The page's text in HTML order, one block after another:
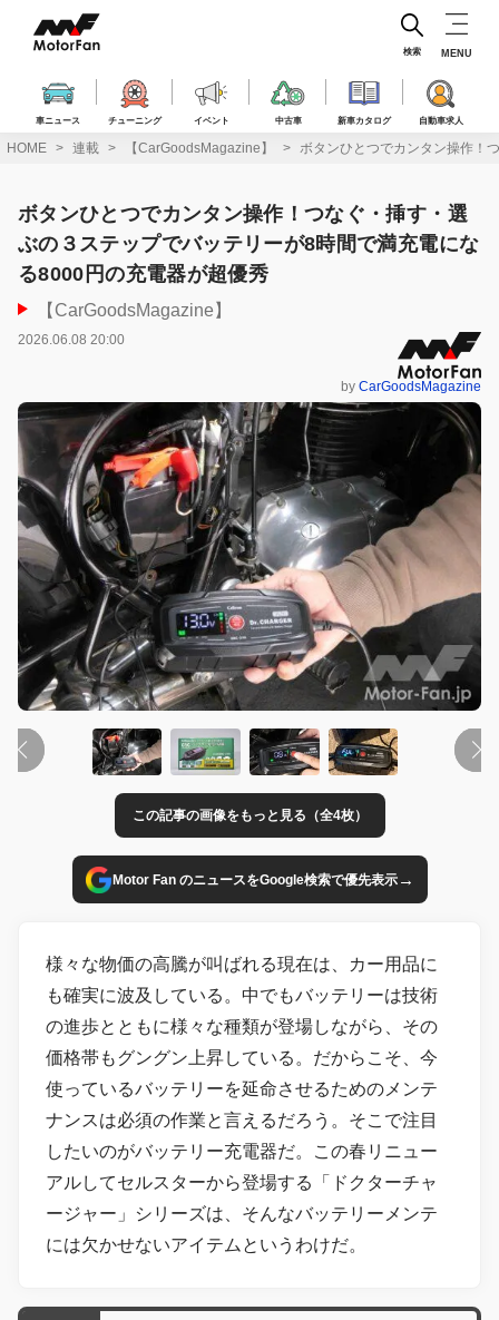
ス
車ニュース チューニング イベント 中古車 新車カタログ 自動車求人
検索 MENU
HOME 連載 【CarGoodsMagazine】 ボタンひとつでカンタン操作！
ボタンひとつでカンタン操作！つなぐ・挿す・選
ぶの３ステップでバッテリーが8時間で満充電にな
る8000円の充電器が超優秀
【CarGoodsMagazine】
2026.06.08 20:00
by CarGoodsMagazine
この記事の画像をもっと見る（全4枚）
Motor Fan のニュースをGoogle検索で優先表示→
様々な物価の高騰が叫ばれる現在は、カー用品に
も確実に波及している。中でもバッテリーは技術
の進歩とともに様々な種類が登場しながら、その
価格帯もグングン上昇している。だからこそ、今
使っているバッテリーを延命させるためのメンテ
ナンスは必須の作業と言えるだろう。そこで注目
したいのがバッテリー充電器だ。この春リニュー
アルしてセルスターから登場する「ドクターチャ
ージャー」シリーズは、そんなバッテリーメンテ
には欠かせないアイテムというわけだ。